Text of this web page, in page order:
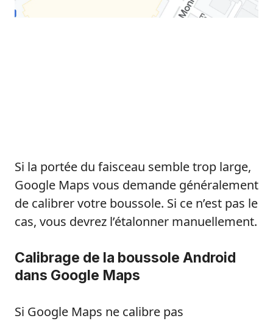
Si la portée du faisceau semble trop large,
Google Maps vous demande généralement
de calibrer votre boussole. Si ce n’est pas le
cas, vous devrez l’étalonner manuellement.
Calibrage de la boussole Android
dans Google Maps
Si Google Maps ne calibre pas